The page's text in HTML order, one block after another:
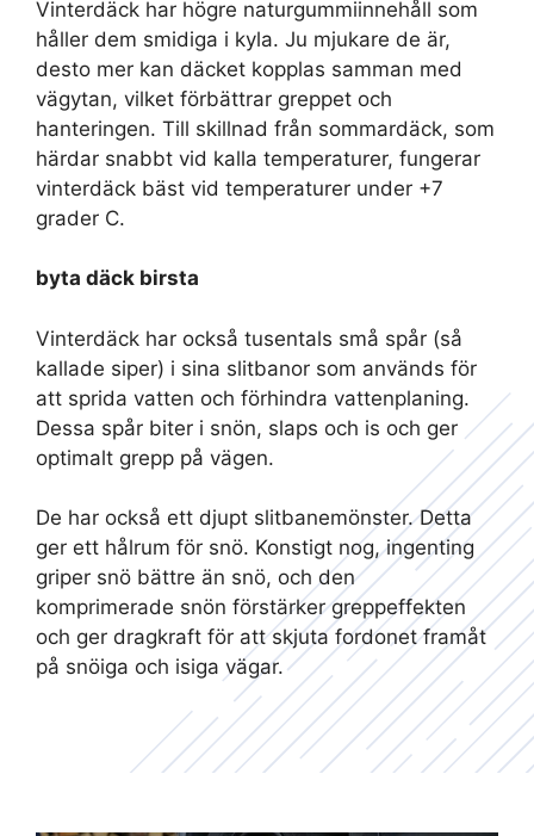
Vinterdäck har högre naturgummiinnehåll som
håller dem smidiga i kyla. Ju mjukare de är,
desto mer kan däcket kopplas samman med
vägytan, vilket förbättrar greppet och
hanteringen. Till skillnad från sommardäck, som
härdar snabbt vid kalla temperaturer, fungerar
vinterdäck bäst vid temperaturer under +7
grader C.
byta däck birsta
Vinterdäck har också tusentals små spår (så
kallade siper) i sina slitbanor som används för
att sprida vatten och förhindra vattenplaning.
Dessa spår biter i snön, slaps och is och ger
optimalt grepp på vägen.
De har också ett djupt slitbanemönster. Detta
ger ett hålrum för snö. Konstigt nog, ingenting
griper snö bättre än snö, och den
komprimerade snön förstärker greppeffekten
och ger dragkraft för att skjuta fordonet framåt
på snöiga och isiga vägar.